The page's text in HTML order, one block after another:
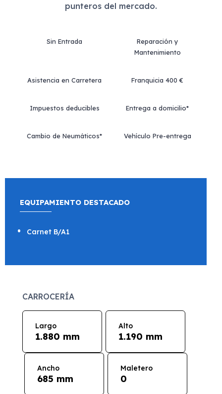
punteros del mercado.
Sin Entrada
Reparación y
Mantenimiento
Asistencia en Carretera Franquicia 400 €
Impuestos deducibles Entrega a domicilio*
Cambio de Neumáticos* Vehículo Pre-entrega
EQUIPAMIENTO DESTACADO
Carnet B/A1
CARROCERÍA
Largo
1.880 mm
Alto
1.190 mm
Ancho
685 mm
Maletero
0